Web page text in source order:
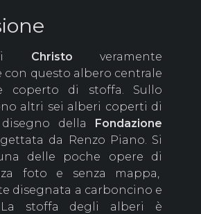
di Christo veramente
con questo albero centrale
coperto di stoffa. Sullo
altri sei alberi coperti di
della Fondazione
da Renzo Piano. Si
delle poche opere di
foto e senza mappa,
disegnata a carboncino e
La stoffa degli alberi è